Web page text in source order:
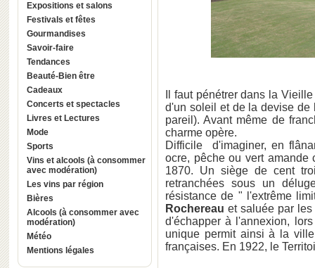
Expositions et salons
Festivals et fêtes
Gourmandises
Savoir-faire
Tendances
Beauté-Bien être
Cadeaux
Concerts et spectacles
Livres et Lectures
Mode
Sports
Vins et alcools (à consommer
avec modération)
Les vins par région
Bières
Alcools (à consommer avec
modération)
Météo
Mentions légales
Il faut pénétrer dans la
d'un soleil et de la devise de
pareil). Avant même de
charme opère.
Difficile d'imaginer, en
ocre, pêche ou vert amande
1870. Un siège de cent
retranchées sous un
résistance de " l'extrême
Rochereau et saluée par
d'échapper à l'annexion,
unique permit ainsi à la
françaises. En 1922, le